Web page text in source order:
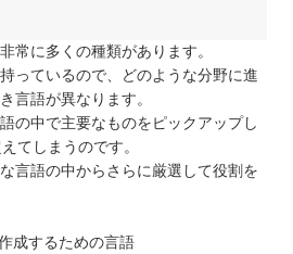
常に多くの種類があります。
っているので、どのような分野に進
言語が異なります。
の中で主要なものをピックアップし
てしまうのです。
言語の中からさらに厳選して役割を
成するための言語